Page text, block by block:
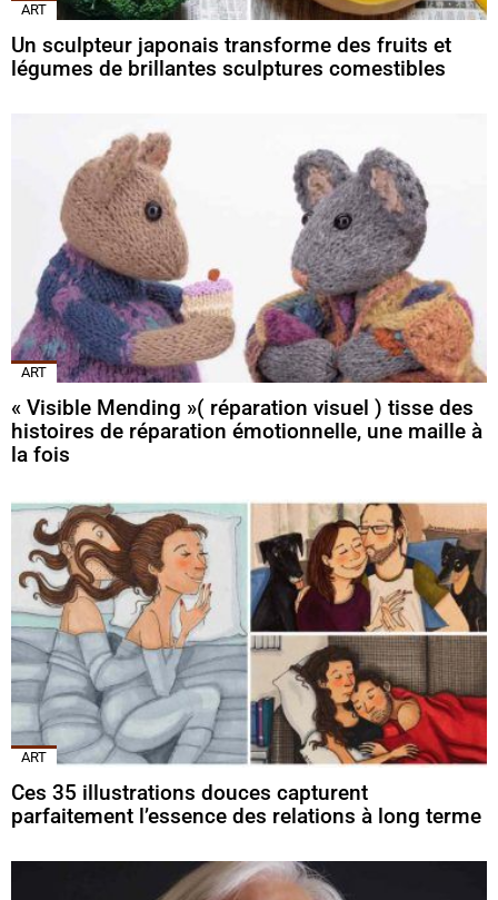
ART
Un sculpteur japonais transforme des fruits et
légumes de brillantes sculptures comestibles
ART
« Visible Mending »( réparation visuel ) tisse des
histoires de réparation émotionnelle, une maille à
la fois
ART
Ces 35 illustrations douces capturent
parfaitement l’essence des relations à long terme